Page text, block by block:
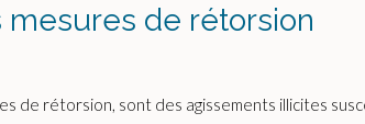
de rétorsion
de rétorsion, sont des agissements illicites